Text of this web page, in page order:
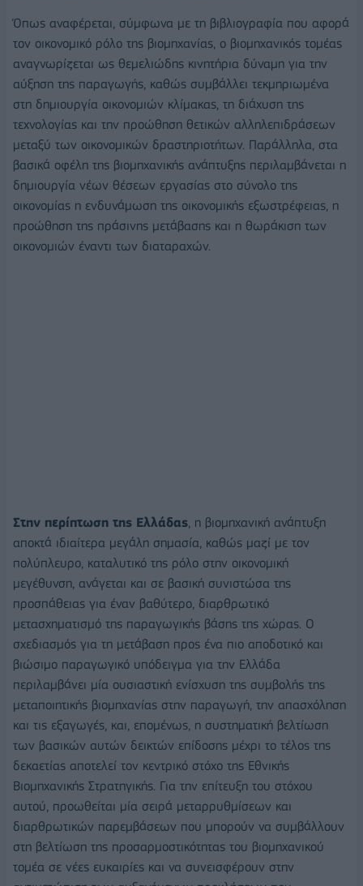
Όπως αναφέρεται, σύμφωνα με τη βιβλιογραφία που αφορά
τον οικονομικό ρόλο της βιομηχανίας, ο βιομηχανικός τομέας
αναγνωρίζεται ως θεμελιώδης κινητήρια δύναμη για την
αύξηση της παραγωγής, καθώς συμβάλλει τεκμηριωμένα
στη δημιουργία οικονομιών κλίμακας, τη διάχυση της
τεχνολογίας και την προώθηση θετικών αλληλεπιδράσεων
μεταξύ των οικονομικών δραστηριοτήτων. Παράλληλα, στα
βασικά οφέλη της βιομηχανικής ανάπτυξης περιλαμβάνεται η
δημιουργία νέων θέσεων εργασίας στο σύνολο της
οικονομίας η ενδυνάμωση της οικονομικής εξωστρέφειας, η
προώθηση της πράσινης μετάβασης και η θωράκιση των
οικονομιών έναντι των διαταραχών.
Στην περίπτωση της Ελλάδας, η βιομηχανική ανάπτυξη
αποκτά ιδιαίτερα μεγάλη σημασία, καθώς μαζί με τον
πολύπλευρο, καταλυτικό της ρόλο στην οικονομική
μεγέθυνση, ανάγεται και σε βασική συνιστώσα της
προσπάθειας για έναν βαθύτερο, διαρθρωτικό
μετασχηματισμό της παραγωγικής βάσης της χώρας. Ο
σχεδιασμός για τη μετάβαση προς ένα πιο αποδοτικό και
βιώσιμο παραγωγικό υπόδειγμα για την Ελλάδα
περιλαμβάνει μία ουσιαστική ενίσχυση της συμβολής της
μεταποιητικής βιομηχανίας στην παραγωγή, την απασχόληση
και τις εξαγωγές, και, επομένως, η συστηματική βελτίωση
των βασικών αυτών δεικτών επίδοσης μέχρι το τέλος της
δεκαετίας αποτελεί τον κεντρικό στόχο της Εθνικής
Βιομηχανικής Στρατηγικής. Για την επίτευξη του στόχου
αυτού, προωθείται μία σειρά μεταρρυθμίσεων και
διαρθρωτικών παρεμβάσεων που μπορούν να συμβάλλουν
στη βελτίωση της προσαρμοστικότητας του βιομηχανικού
τομέα σε νέες ευκαιρίες και να συνεισφέρουν στην